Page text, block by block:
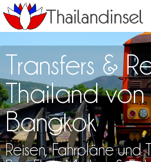
Transfers &
Thailand
Bangkok
Reisen, Fahrpläne und